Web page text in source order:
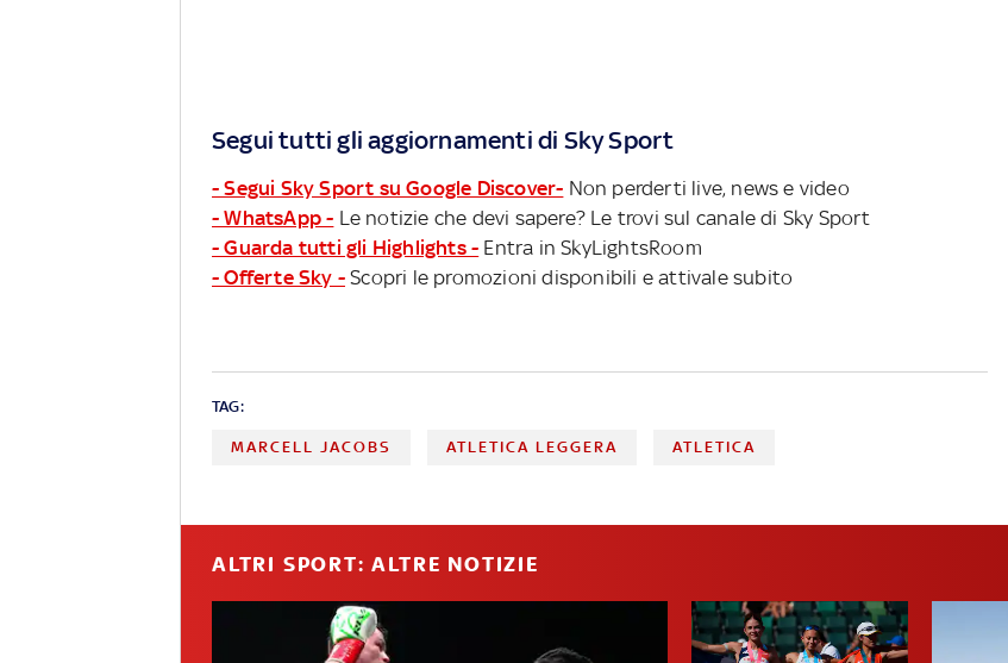
Segui tutti gli aggiornamenti di Sky Sport
- Segui Sky Sport su Google Discover- Non perderti live, news e video
- WhatsApp - Le notizie che devi sapere? Le trovi sul canale di Sky Sport
- Guarda tutti gli Highlights - Entra in SkyLightsRoom
- Offerte Sky - Scopri le promozioni disponibili e attivale subito
TAG:
MARCELL JACOBS ATLETICA LEGGERA ATLETICA
ALTRI SPORT: ALTRE NOTIZIE